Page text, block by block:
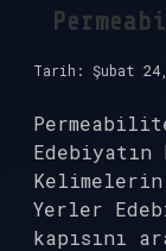
Tarih: Şubat
Edebiyatın
Kelimelerin
Yerler
kapısını